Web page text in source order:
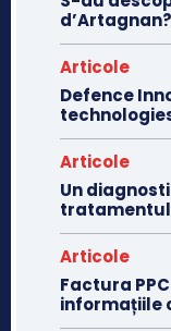
d’Artagnan?
Articole
Defence
Articole
Un
tratamentul
Articole
Factura
informațiile